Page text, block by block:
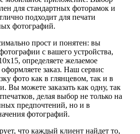
для стандартных фоторамок и
подходит для печати
фотографий.
прост и понятен: вы
с вашего устройства,
определяете желаемое
заказ. Наш сервис
фото как в глянцевом, так и в
Вы можете заказать как одну, так
делая выбор не только на
предпочтений, но и в
фотографий.
что каждый клиент найдет то,